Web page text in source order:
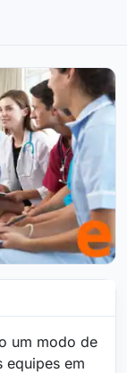
um modo de
equipes em